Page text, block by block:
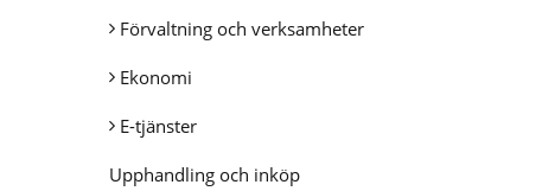
Förvaltning och verksamheter
Ekonomi
E-tjänster
Upphandling och inköp